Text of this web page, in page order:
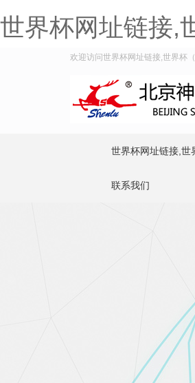
世界杯网址链接,
欢迎访问世界杯网址链接,世界杯
世界杯网址链接,世
联系我们